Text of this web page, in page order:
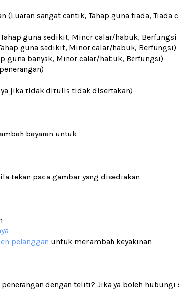
(Luaran sangat cantik, Tahap guna tiada, Tiada
guna sedikit, Minor calar/habuk,
guna sedikit, Minor calar/habuk, Berfungsi)
guna banyak, Minor calar/habuk, Berfungsi)
jika tidak ditulis tidak disertakan)
bayaran untuk
tekan pada gambar yang disediakan
pelanggan untuk menambah keyakinan
dengan teliti? Jika ya boleh hubungi